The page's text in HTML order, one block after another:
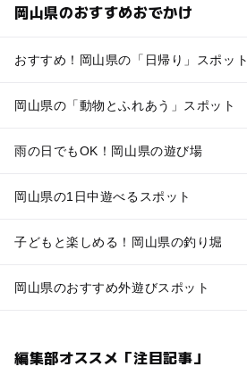
岡山県のおすすめおでかけ
おすすめ！岡山県の「日帰り」スポット
岡山県の「動物とふれあう」スポット
雨の日でもOK！岡山県の遊び場
岡山県の1日中遊べるスポット
子どもと楽しめる！岡山県の釣り堀
岡山県のおすすめ外遊びスポット
編集部オススメ「注目記事」